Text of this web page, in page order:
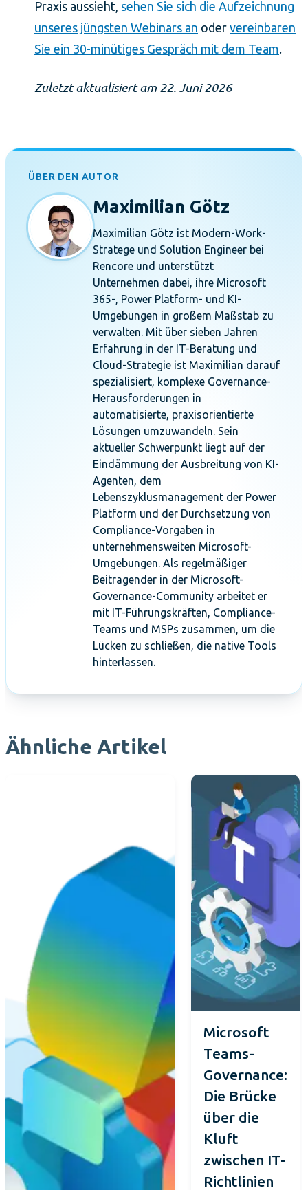
Praxis aussieht, sehen Sie sich die Aufzeichnung
unseres jüngsten Webinars an oder vereinbaren
Sie ein 30-minütiges Gespräch mit dem Team.
Zuletzt aktualisiert am 22. Juni 2026
ÜBER DEN AUTOR
Maximilian Götz
Maximilian Götz ist Modern-Work-
Stratege und Solution Engineer bei
Rencore und unterstützt
Unternehmen dabei, ihre Microsoft
365-, Power Platform- und KI-
Umgebungen in großem Maßstab zu
verwalten. Mit über sieben Jahren
Erfahrung in der IT-Beratung und
Cloud-Strategie ist Maximilian darauf
spezialisiert, komplexe Governance-
Herausforderungen in
automatisierte, praxisorientierte
Lösungen umzuwandeln. Sein
aktueller Schwerpunkt liegt auf der
Eindämmung der Ausbreitung von KI-
Agenten, dem
Lebenszyklusmanagement der Power
Platform und der Durchsetzung von
Compliance-Vorgaben in
unternehmensweiten Microsoft-
Umgebungen. Als regelmäßiger
Beitragender in der Microsoft-
Governance-Community arbeitet er
mit IT-Führungskräften, Compliance-
Teams und MSPs zusammen, um die
Lücken zu schließen, die native Tools
hinterlassen.
Ähnliche Artikel
Microsoft
Teams-
Governance:
Die Brücke
über die
Kluft
zwischen IT-
Richtlinien